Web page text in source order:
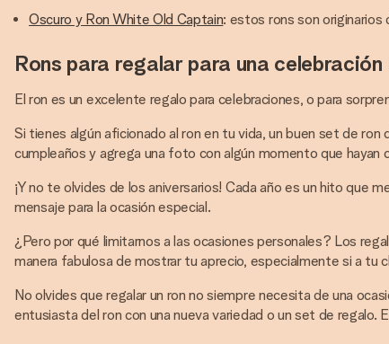
Oscuro y Ron White Old Captain: estos rons son originarios
Rons para regalar para una
El ron es un excelente regalo para celebraciones, o para
Si tienes algún aficionado al ron en tu vida, un buen set de
cumpleaños y agrega una foto con algún momento que hayan
¡Y no te olvides de los aniversarios! Cada año es un hito que
mensaje para la ocasión especial.
¿Pero por qué limitarnos a las ocasiones personales? Los
manera fabulosa de mostrar tu aprecio, especialmente si a tu
No olvides que regalar un ron no siempre necesita de una
entusiasta del ron con una nueva variedad o un set de regalo.